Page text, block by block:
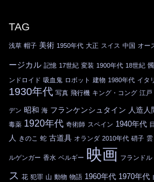
TAG
浅草 帽子 美術 1950年代 大正 スイス 中国 オー
ージカル 記憶 17世紀 変装 1900年代 18世紀
ンドロイド 吸血鬼 ロボット 建物 1980年代 イタ
1930年代 写真 飛行機 キング・コング 江戸
デン 昭和 海 フランケンシュタイン 人造人
毒薬 1920年代 奇術師 スペイン 1940年代 目
人
きのこ 蛇 古道具 オランダ 2010年代 硝子 雲
ルゲンガー 香水 ベルギー 映画 フランドル
ス 花 犯罪 山 動物 物語 1960年代 1970年代